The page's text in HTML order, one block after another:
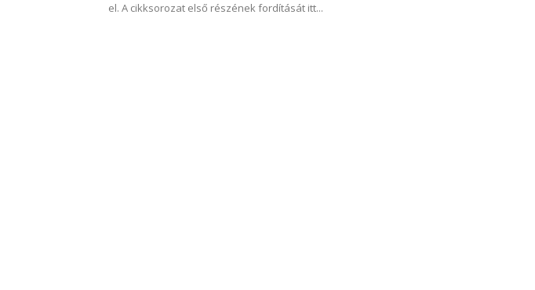
el. A cikksorozat első részének fordítását itt...